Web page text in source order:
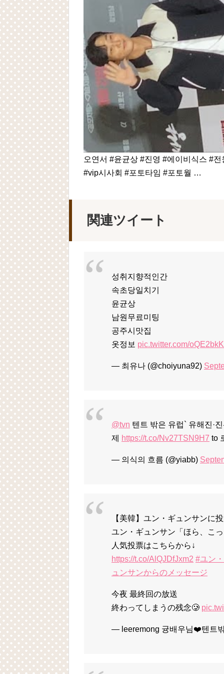
오연서 #윤균상 #진영 #에이비식스 #
#vip시사회 #포토타임 #포토월 …
関連ツイート
성취지향적인간
속초당일치기
윤균상
남원무료미팅
공주시맛집
옷정보 pic.twitter.com/
— 최유나 (@choiyuna92)
@tvn 텐트 밖은 유럽` 유해진·
제
https://t.co/Nv27TSN9H7 to
— 의식의 흐름 (@yiabb)
【美韓】ユン・ギュンサンに
ユン・ギュンサン「ほら、こ
人気投票はこちらから↓
https://t.co/AlQJDfJxm2 #ユン
ュンサンからのメッセージ
今夜 最終回の放送
終わってしまうの残念🥲
— leeremong 귱배우님❤️텐트